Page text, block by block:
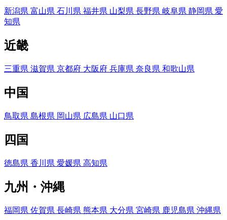
新潟県 富山県 石川県 福井県 山梨県 長野県 岐阜県 静岡県 愛
知県
近畿
三重県 滋賀県 京都府 大阪府 兵庫県 奈良県 和歌山県
中国
鳥取県 島根県 岡山県 広島県 山口県
四国
徳島県 香川県 愛媛県 高知県
九州・沖縄
福岡県 佐賀県 長崎県 熊本県 大分県 宮崎県 鹿児島県 沖縄県